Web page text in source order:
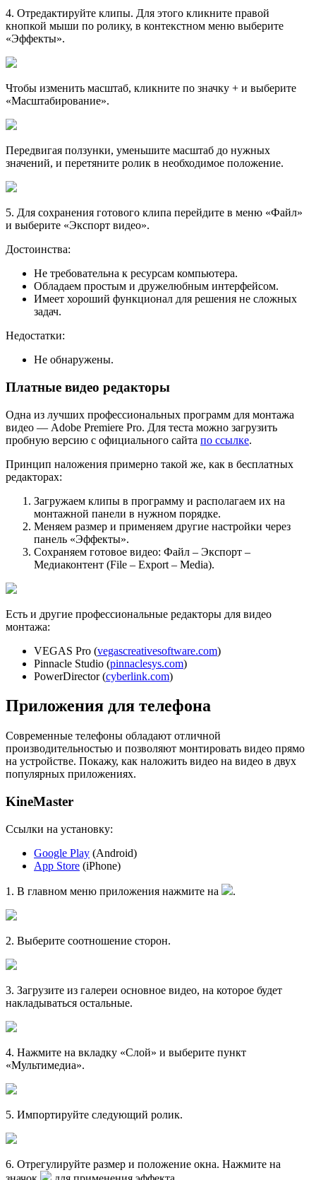
4. Отредактируйте клипы. Для этого кликните правой
кнопкой мыши по ролику, в контекстном меню выберите
«Эффекты».
Чтобы изменить масштаб, кликните по значку + и выберите
«Масштабирование».
Передвигая ползунки, уменьшите масштаб до нужных
значений, и перетяните ролик в необходимое положение.
5. Для сохранения готового клипа перейдите в меню «Файл»
и выберите «Экспорт видео».
Достоинства:
Не требовательна к ресурсам компьютера.
Обладаем простым и дружелюбным интерфейсом.
Имеет хороший функционал для решения не сложных
задач.
Недостатки:
Не обнаружены.
Платные видео редакторы
Одна из лучших профессиональных программ для монтажа
видео — Adobe Premiere Pro. Для теста можно загрузить
пробную версию с официального сайта по ссылке.
Принцип наложения примерно такой же, как в бесплатных
редакторах:
Загружаем клипы в программу и располагаем их на
монтажной панели в нужном порядке.
Меняем размер и применяем другие настройки через
панель «Эффекты».
Сохраняем готовое видео: Файл – Экспорт –
Медиаконтент (File – Export – Media).
Есть и другие профессиональные редакторы для видео
монтажа:
VEGAS Pro (vegascreativesoftware.com)
Pinnacle Studio (pinnaclesys.com)
PowerDirector (cyberlink.com)
Приложения для телефона
Современные телефоны обладают отличной
производительностью и позволяют монтировать видео прямо
на устройстве. Покажу, как наложить видео на видео в двух
популярных приложениях.
KineMaster
Ссылки на установку:
Google Play (Android)
App Store (iPhone)
1 . В главном меню приложения нажмите на .
2. Выберите соотношение сторон.
3. Загрузите из галереи основное видео, на которое будет
накладываться остальные.
4. Нажмите на вкладку «Слой» и выберите пункт
«Мультимедиа».
5. Импортируйте следующий ролик.
6. Отрегулируйте размер и положение окна. Нажмите на